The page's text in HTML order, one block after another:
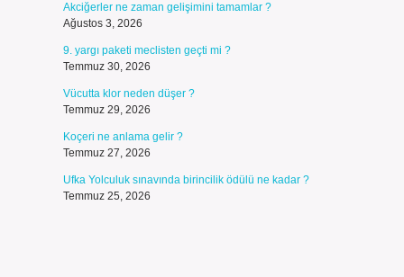
Akciğerler ne zaman gelişimini tamamlar ?
Ağustos 3, 2026
9. yargı paketi meclisten geçti mi ?
Temmuz 30, 2026
Vücutta klor neden düşer ?
Temmuz 29, 2026
Koçeri ne anlama gelir ?
Temmuz 27, 2026
Ufka Yolculuk sınavında birincilik ödülü ne kadar ?
Temmuz 25, 2026